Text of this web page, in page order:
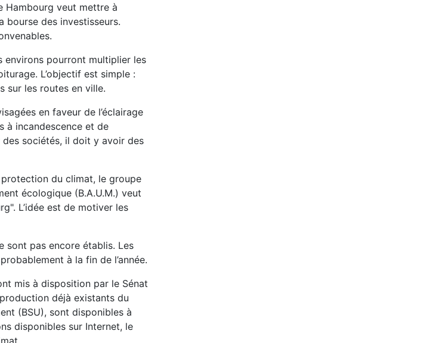
Hambourg veut mettre à
bourse des investisseurs.
environs pourront multiplier les
L’objectif est simple :
sur les routes en ville.
en faveur de l’éclairage
à incandescence et de
sociétés, il doit y avoir des
du climat, le groupe
écologique (B.A.U.M.) veut
L’idée est de motiver les
sont pas encore établis. Les
à la fin de l’année.
mis à disposition par le Sénat
déjà existants du
(BSU), sont disponibles à
disponibles sur Internet, le